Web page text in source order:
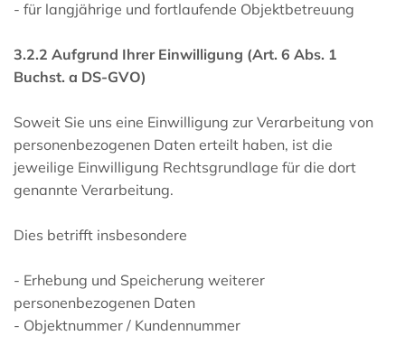
- für langjährige und fortlaufende Objektbetreuung
3.2.2 Aufgrund Ihrer Einwilligung (Art. 6 Abs. 1
Buchst. a DS-GVO)
Soweit Sie uns eine Einwilligung zur Verarbeitung von
personenbezogenen Daten erteilt haben, ist die
jeweilige Einwilligung Rechtsgrundlage für die dort
genannte Verarbeitung.
Dies betrifft insbesondere
- Erhebung und Speicherung weiterer
personenbezogenen Daten
- Objektnummer / Kundennummer